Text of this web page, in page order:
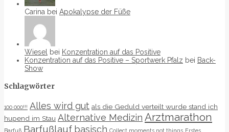
Carina bei Apokalypse der Füße
Wiesel bei Konzentration auf das Positive
Konzentration auf das Positive – Sportwerk Pfalz bei Back-
Show
Schlagwörter
100 000!!! Alles wird gut als die Geduld verteilt wurde stand ich
hupend im Stau Alternative Medizin Arztmarathon
Barfuß Barfußlauf basisch Collect moments not things Erstes